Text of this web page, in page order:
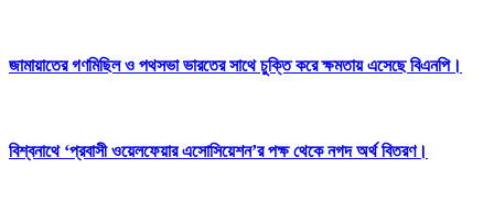
জামায়াতের গণমিছিল ও পথসভা ভারতের সাথে চুক্তি করে ক্ষমতায় এসেছে বিএনপি।
বিশ্বনাথে ‘প্রবাসী ওয়েলফেয়ার এসোসিয়েশন’র পক্ষ থেকে নগদ অর্থ বিতরণ।